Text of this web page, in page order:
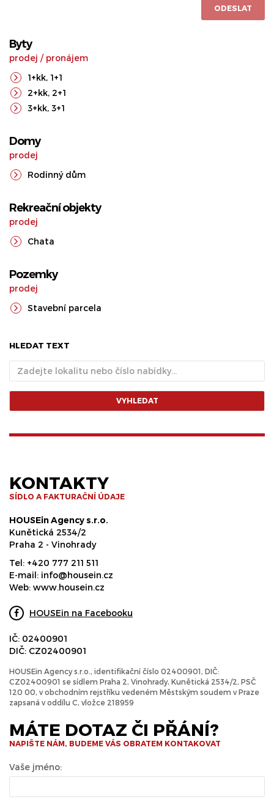
ODESLAT
Byty
prodej / pronájem
1+kk, 1+1
2+kk, 2+1
3+kk, 3+1
Domy
prodej
Rodinný dům
Rekreační objekty
prodej
Chata
Pozemky
prodej
Stavební parcela
HLEDAT TEXT
VYHLEDAT
KONTAKTY
SÍDLO A FAKTURAČNÍ ÚDAJE
HOUSEin Agency s.r.o.
Kunětická 2534/2
Praha 2 - Vinohrady
Tel: +420 777 211 511
E-mail: info@housein.cz
Web: www.housein.cz
HOUSEin na Facebooku
IČ: 02400901
DIČ: CZ02400901
HOUSEin Agency s.r.o., identifikační číslo 02400901, DIČ:
CZ02400901 se sídlem Praha 2, Vinohrady, Kunětická 2534/2, PSČ
120 00, v obchodním rejstříku vedeném Městským soudem v Praze
zapsaná v oddílu C, vložce 218959
MÁTE DOTAZ ČI PŘÁNÍ?
NAPIŠTE NÁM, BUDEME VÁS OBRATEM KONTAKOVAT
Vaše jméno: